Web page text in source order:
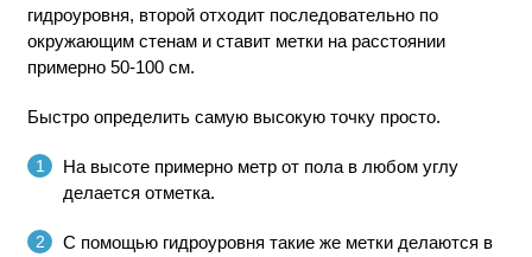
гидроуровня, второй отходит последовательно по
окружающим стенам и ставит метки на расстоянии
примерно 50-100 см.
Быстро определить самую высокую точку просто.
На высоте примерно метр от пола в любом углу
делается отметка.
С помощью гидроуровня такие же метки делаются в